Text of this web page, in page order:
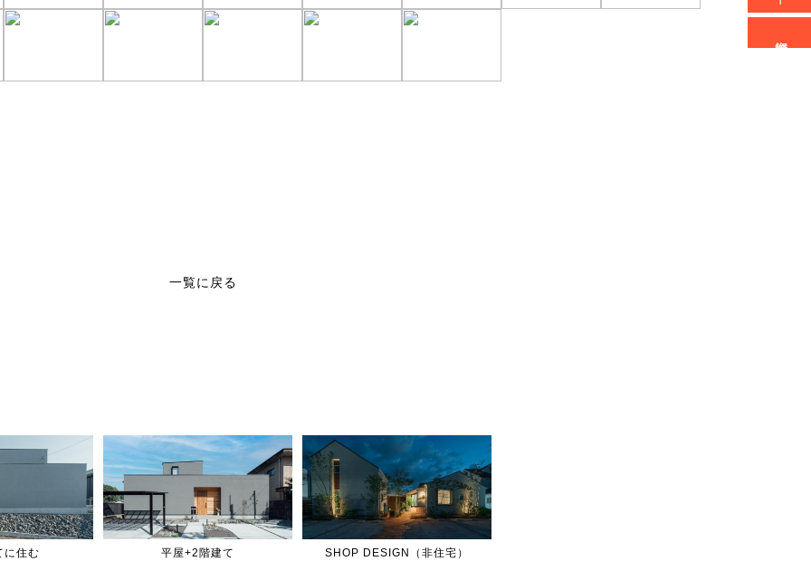
一覧に戻る
に住む 平屋+2階建て SHOP DESIGN（非住宅）